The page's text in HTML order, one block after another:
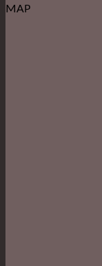
MAP